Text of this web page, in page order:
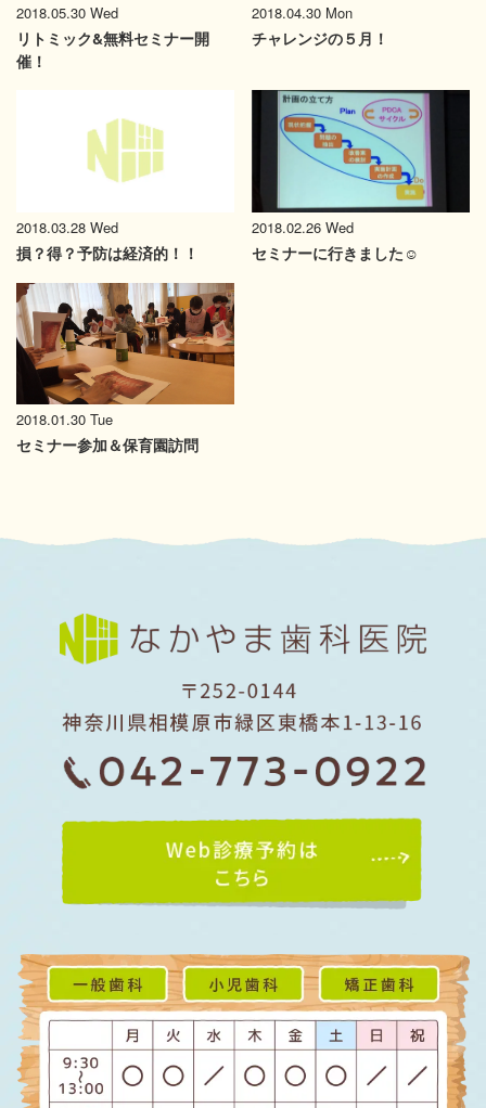
2018.05.30 Wed
リトミック&無料セミナー開
催！
2018.04.30 Mon
チャレンジの５月！
2018.03.28 Wed
損？得？予防は経済的！！
2018.02.26 Wed
セミナーに行きました☺
2018.01.30 Tue
セミナー参加＆保育園訪問